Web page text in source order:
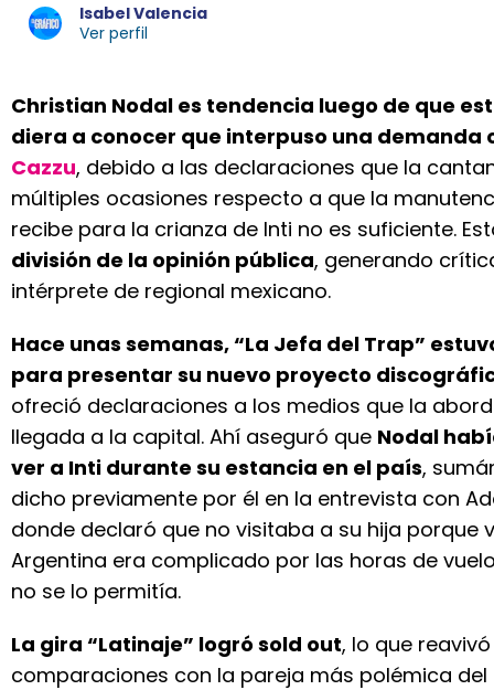
Isabel Valencia
Ver perfil
Christian Nodal es tendencia luego de que
diera a conocer que interpuso una demanda
Cazzu, debido a las declaraciones que la
múltiples ocasiones respecto a que la
recibe para la crianza de Inti no es suficiente.
división de la opinión pública, generando
intérprete de regional mexicano.
Hace unas semanas, “La Jefa del Trap”
para presentar su nuevo proyecto
ofreció declaraciones a los medios que la
llegada a la capital. Ahí aseguró que Nodal
ver a Inti durante su estancia en el país,
dicho previamente por él en la entrevista con
donde declaró que no visitaba a su hija porque
Argentina era complicado por las horas de
no se lo permitía.
La gira “Latinaje” logró sold out, lo que reavivó
comparaciones con la pareja más polémica